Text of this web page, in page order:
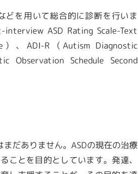
どを用いて総合的に診断を行いま
ASD Rating Scale-Text
）、ADI-R（Autism Diagnostic
Observation Schedule Second
まだありません。ASDの現在の治療
ことを目的としています。発達、